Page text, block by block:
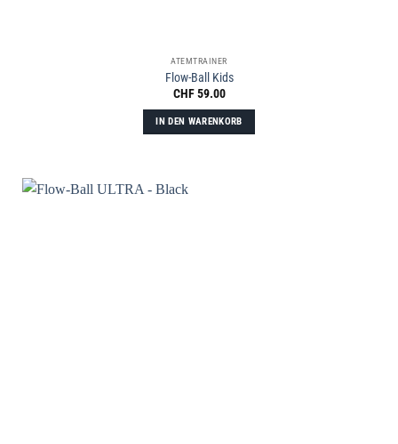
ATEMTRAINER
Flow-Ball Kids
CHF59.00
IN DEN WARENKORB